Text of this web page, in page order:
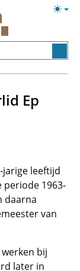
Ep
jarige leeftijd
periode 1963-
daarna
van
bij
later in